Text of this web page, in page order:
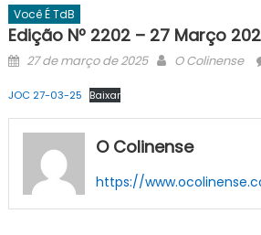
Você É TdB
Edição Nº 2202 – 27 Março
Posted
27 de março de 2025 Author
O Colinense
JOC 27-03-25 Baixar
O Colinense
https://